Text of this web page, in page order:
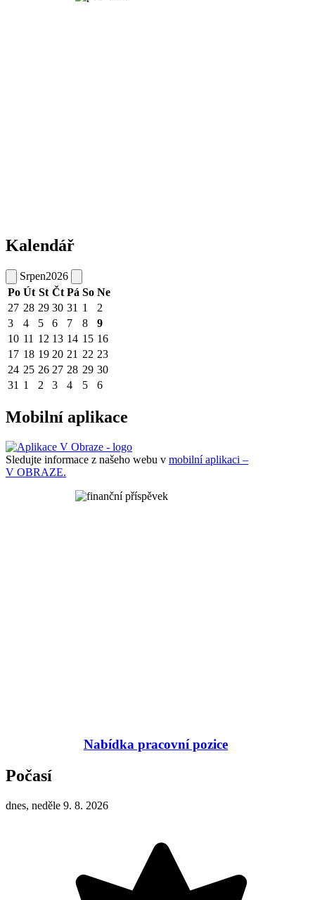
Kalendář
Srpen2026
Po Út St Čt Pá So Ne
27 28 29 30 31 1
2
3
4 5 6 7 8
9
10 11 12 13 14 15 16
17 18 19 20 21 22 23
24 25 26 27 28 29 30
31 1 2 3 4 5 6
Mobilní aplikace
Sledujte informace z našeho webu v mobilní aplikaci –
V OBRAZE.
Nabídka pracovní pozice
Počasí
dnes, neděle 9. 8. 2026